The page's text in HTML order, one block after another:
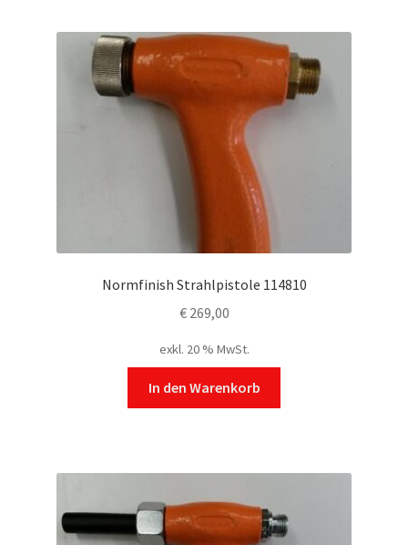
Normfinish Strahlpistole 114810
€269,00
exkl. 20 % MwSt.
In den Warenkorb